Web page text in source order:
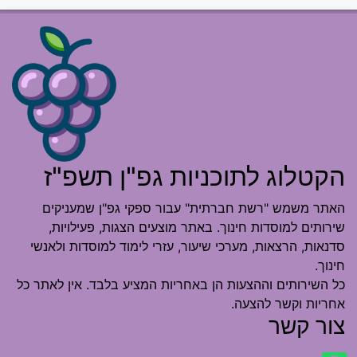
הקטלוג לתוכניות גפ"ן תשפ"ז
האתר משמש "רשת חברתית" עבור ספקי גפ"ן שמעניקים
שירותים למוסדות חינוך. באתר מוצעים הצגות, פעילויות,
סדנאות, הרצאות, מערכי שיעור, עזרי לימוד למוסדות ולאנשי
חינוך.
כל השירותים וההצעות הן באחריות המציע בלבד. אין לאתר כל
אחריות וקשר להצעה.
צור קשר